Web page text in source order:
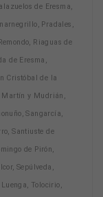
de Eresma,
Pradales,
Riaguas de
de Eresma,
Cristóbal de la
Martín y Mudrián,
Sangarcía,
Santiuste de
de Pirón,
Sepúlveda,
Tolocirio,